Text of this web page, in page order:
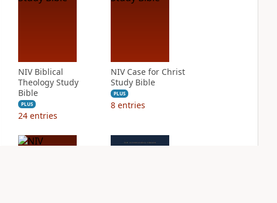
NIV Biblical
Theology Study
Bible
PLUS
24 entries
NIV Case for Christ
Study Bible
PLUS
8 entries